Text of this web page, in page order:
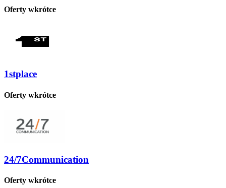
Oferty wkrótce
1stplace
Oferty wkrótce
24/7Communication
Oferty wkrótce